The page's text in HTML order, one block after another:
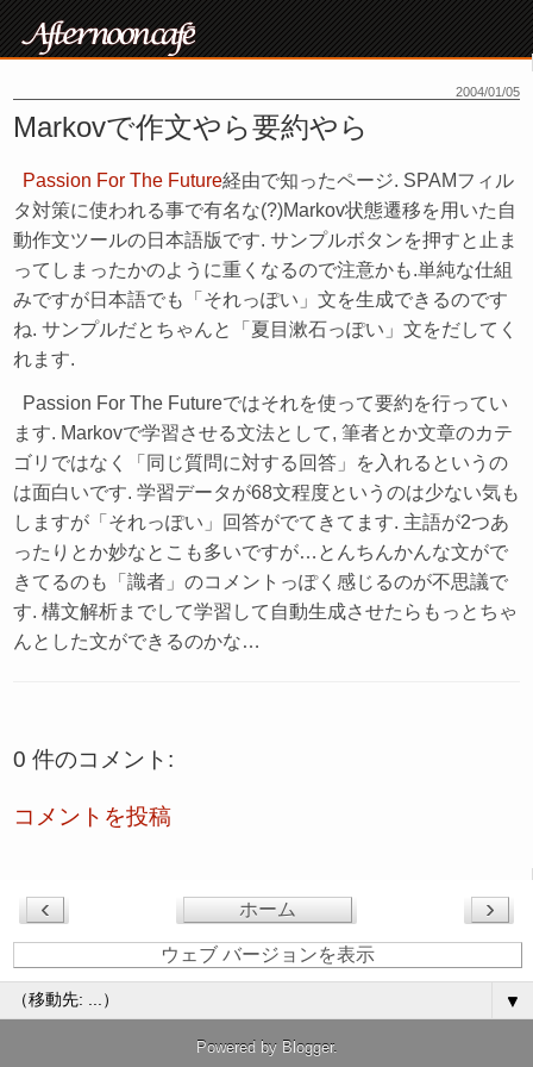
2004/01/05
Markovで作文やら要約やら
Passion For The Future経由で知ったページ. SPAMフィル
タ対策に使われる事で有名な(?)Markov状態遷移を用いた自
動作文ツールの日本語版です. サンプルボタンを押すと止ま
ってしまったかのように重くなるので注意かも.単純な仕組
みですが日本語でも「それっぽい」文を生成できるのです
ね. サンプルだとちゃんと「夏目漱石っぽい」文をだしてく
れます.
Passion For The Futureではそれを使って要約を行ってい
ます. Markovで学習させる文法として, 筆者とか文章のカテ
ゴリではなく「同じ質問に対する回答」を入れるというの
は面白いです. 学習データが68文程度というのは少ない気も
しますが「それっぽい」回答がでてきてます. 主語が2つあ
ったりとか妙なとこも多いですが…とんちんかんな文がで
きてるのも「識者」のコメントっぽく感じるのが不思議で
す. 構文解析までして学習して自動生成させたらもっとちゃ
んとした文ができるのかな…
0 件のコメント:
コメントを投稿
‹ ›
ホーム
ウェブ バージョンを表示
▼
Powered by Blogger.